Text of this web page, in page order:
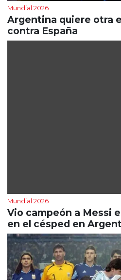
Mundial 2026
Argentina quiere otra
contra España
Mundial 2026
Vio campeón a Messi
en el césped en